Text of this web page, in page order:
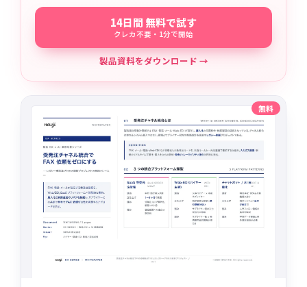
14日間 無料で試す
クレカ不要・1分で開始
製品資料をダウンロード →
無料